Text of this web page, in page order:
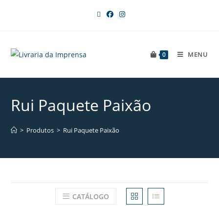
0 MENU
Rui Paquete Paixão
> Produtos > Rui Paquete Paixão
CATÁLOGO